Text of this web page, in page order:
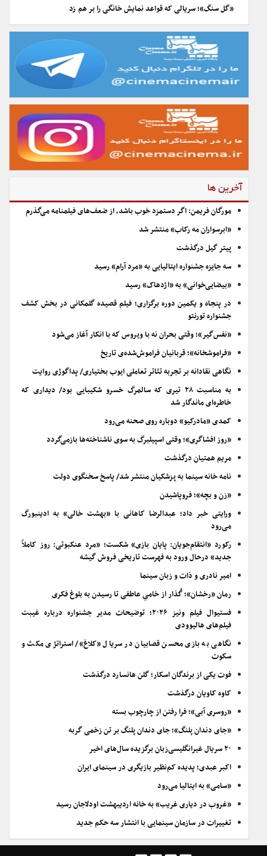
«گل سنگ»؛ سریالی که قواعد نمایش خانگی را بر هم زد
آخرین ها
مورگان فریمن: اگر دستمزد خوب باشد، از ضعف‌های فیلمنامه می‌گذرم
«ابرسواران مه رکاب» منتشر شد
پیتر گیل درگذشت
سه جایزه جشنواره ایتالیایی به «مرد آرام» رسید
«بیضایی‌خوانی» به «اژدهاک» رسید
در پنجاه و یکمین دوره برگزاری؛ فیلم قصیده گلمکانی در بخش کشف
جشنواره تورنتو
«نفس‌گیر»؛ وقتی بحران نه با ویروس که با انکار آغاز می‌شود
«فراموشخانه»؛ قربانیان فراموش‌شده‌ی تاریخ
نگاهی نقادانه بر تجربه تئاتر تعاملی ایوب بختیاری/ پداگوژی روایت
به مناسبت ۲۸ تیری که سالمرگ خسرو شکیبایی بود/ دیداری که
خاطره‌ای ماندگار شد
کمدی «مادرکیو» دوباره روی صحنه می‌رود
«روز افشاگری»؛ وقتی اسپیلبرگ به سوی ناشناخته‌ها بازمی‌گردد
مریم همتیان درگذشت
نامه خانه سینما به پزشکیان منتشر شد/ پاسخ سخنگوی دولت
«زن و بچه»؛ فروپاشیدن
ورایتی خبر داد؛ عبدالرضا کاهانی با «بهشت خالی» به ادینبورگ
می‌رود
رکورد «انتقام‌جویان: پایان بازی» شکست؛ «مرد عنکبوتی: روز کاملاً
جدید» درحال ورود به فهرست تاریخی فروش گیشه
امیر نادری و ذات و زبان سینما
رمان «رخشان»؛ گُذار از خامیِ عاطفی تا رسیدن به بلوغ فکری
فستیوال فیلم ونیز ۲۰۲۶؛ توضیحات مدیر جشنواره درباره غیبت
فیلم‌های هالیوودی
نگاهی به بازی محسن قصابیان در سریال «کلاغ»/ استراتژی مکث و
سکوت
فوت یکی از برندگان اسکار؛ گلن هانسارد درگذشت
کاوه کاویان درگذشت
«روسری آبی»؛ فرا رفتن از چارچوب بسته
«جای دندان پلنگ»؛ جای دندان پلنگ بر تن زخمی گربه
۲۰ سریال غیرانگلیسی‌زبان برگزیده سال‌های اخیر
اکبر عبدی؛ پدیده کم‌نظیر بازیگری در سینمای ایران
«سامی» به ایتالیا می‌رود
«غروب در دیاری غریب» به خانه اردیبهشت اودلاجان رسید
تغییرات در سازمان سینمایی با انتشار سه حکم جدید